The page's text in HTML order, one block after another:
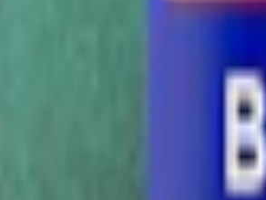
One Orange White Portion
Portion